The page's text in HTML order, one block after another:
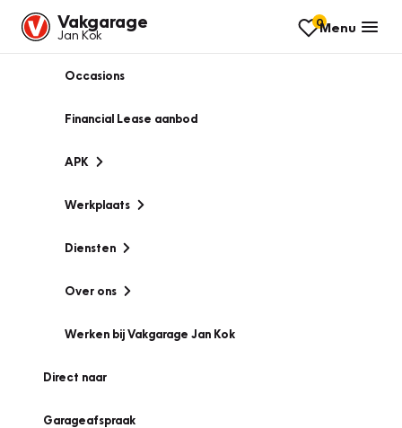
Vakgarage
Jan Kok
0Menu
Occasions
Financial Lease aanbod
APK
Werkplaats
Diensten
Over ons
Werken bij Vakgarage Jan Kok
Direct naar
Garageafspraak